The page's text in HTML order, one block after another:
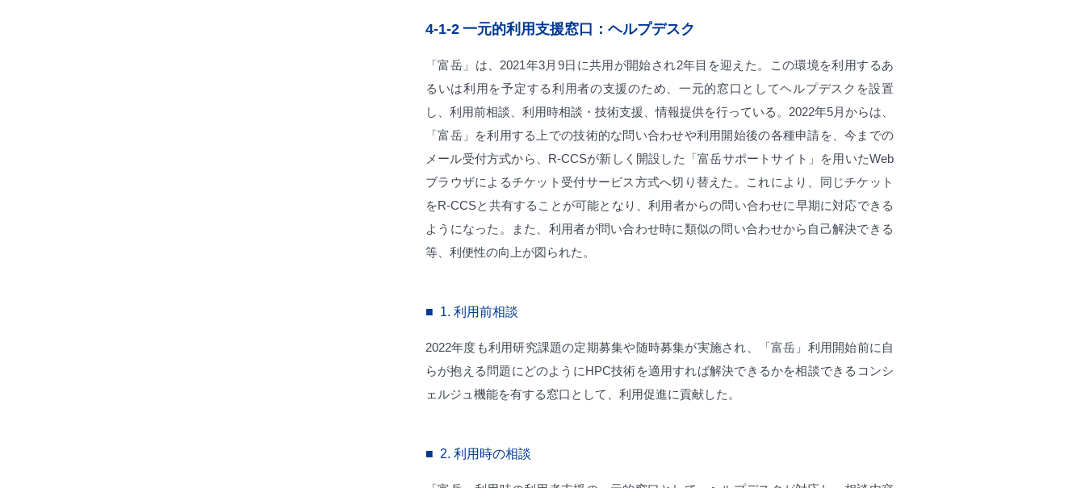
4-1-2 一元的利用支援窓口：ヘルプデスク
「富岳」は、2021年3月9日に共用が開始され2年目を迎えた。この環境を利用するあ
るいは利用を予定する利用者の支援のため、一元的窓口としてヘルプデスクを設置
し、利用前相談、利用時相談・技術支援、情報提供を行っている。2022年5月からは、
「富岳」を利用する上での技術的な問い合わせや利用開始後の各種申請を、今までの
メール受付方式から、R-CCSが新しく開設した「富岳サポートサイト」を用いたWeb
ブラウザによるチケット受付サービス方式へ切り替えた。これにより、同じチケット
をR-CCSと共有することが可能となり、利用者からの問い合わせに早期に対応できる
ようになった。また、利用者が問い合わせ時に類似の問い合わせから自己解決できる
等、利便性の向上が図られた。
1. 利用前相談
2022年度も利用研究課題の定期募集や随時募集が実施され、「富岳」利用開始前に自
らが抱える問題にどのようにHPC技術を適用すれば解決できるかを相談できるコンシ
ェルジュ機能を有する窓口として、利用促進に貢献した。
2. 利用時の相談